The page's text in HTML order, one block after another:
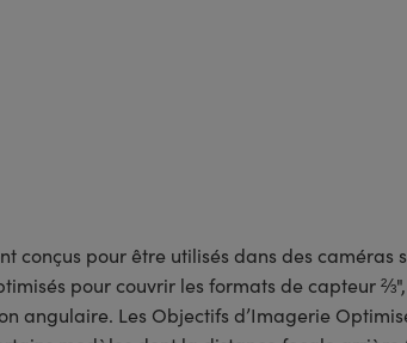
conçus pour être utilisés dans des
pour couvrir les formats de capteur
Les Objectifs d’Imagerie